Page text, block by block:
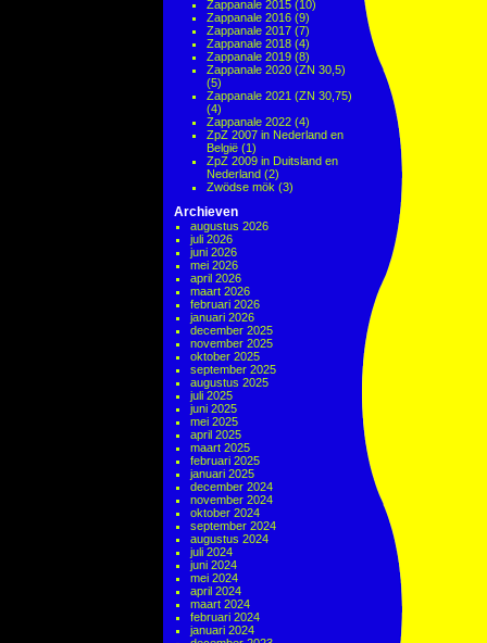
Zappanale 2015 (10)
Zappanale 2016 (9)
Zappanale 2017 (7)
Zappanale 2018 (4)
Zappanale 2019 (8)
Zappanale 2020 (ZN 30,5)
(5)
Zappanale 2021 (ZN 30,75)
(4)
Zappanale 2022 (4)
ZpZ 2007 in Nederland en
België (1)
ZpZ 2009 in Duitsland en
Nederland (2)
Zwödse mök (3)
Archieven
augustus 2026
juli 2026
juni 2026
mei 2026
april 2026
maart 2026
februari 2026
januari 2026
december 2025
november 2025
oktober 2025
september 2025
augustus 2025
juli 2025
juni 2025
mei 2025
april 2025
maart 2025
februari 2025
januari 2025
december 2024
november 2024
oktober 2024
september 2024
augustus 2024
juli 2024
juni 2024
mei 2024
april 2024
maart 2024
februari 2024
januari 2024